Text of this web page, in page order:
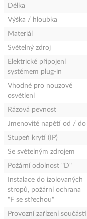
Délka
Výška / hloubka
Materiál
Světelný zdroj
Elektrické připojení
systémem plug-in
Vhodné pro nouzové
osvětlení
Rázová pevnost
Jmenovité napětí od / do
Stupeň krytí (IP)
Se světelným zdrojem
Požární odolnost "D"
Instalace do izolovaných
stropů, požární ochrana
"F se střechou"
Provozní zařízení součástí